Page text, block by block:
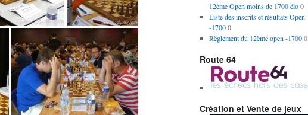
12ème Open moins de 1700 élo0
Liste des inscrits et résultats Open
-17000
Règlement du 12ème open -17000
Route 64
Création et Vente de jeux